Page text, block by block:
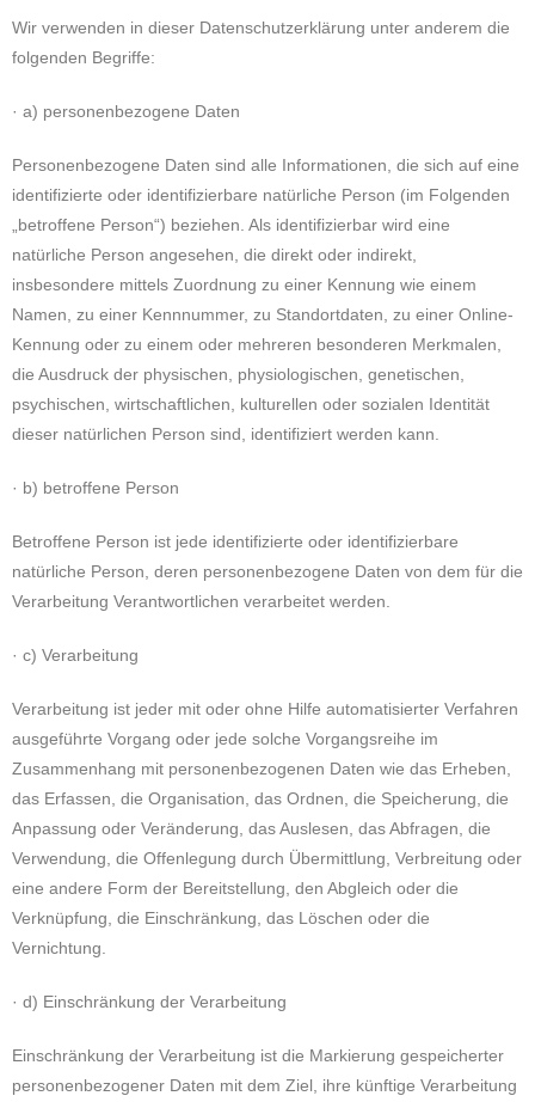
Wir verwenden in dieser Datenschutzerklärung unter anderem die
folgenden Begriffe:
· a) personenbezogene Daten
Personenbezogene Daten sind alle Informationen, die sich auf eine
identifizierte oder identifizierbare natürliche Person (im Folgenden
„betroffene Person“) beziehen. Als identifizierbar wird eine
natürliche Person angesehen, die direkt oder indirekt,
insbesondere mittels Zuordnung zu einer Kennung wie einem
Namen, zu einer Kennnummer, zu Standortdaten, zu einer Online-
Kennung oder zu einem oder mehreren besonderen Merkmalen,
die Ausdruck der physischen, physiologischen, genetischen,
psychischen, wirtschaftlichen, kulturellen oder sozialen Identität
dieser natürlichen Person sind, identifiziert werden kann.
· b) betroffene Person
Betroffene Person ist jede identifizierte oder identifizierbare
natürliche Person, deren personenbezogene Daten von dem für die
Verarbeitung Verantwortlichen verarbeitet werden.
· c) Verarbeitung
Verarbeitung ist jeder mit oder ohne Hilfe automatisierter Verfahren
ausgeführte Vorgang oder jede solche Vorgangsreihe im
Zusammenhang mit personenbezogenen Daten wie das Erheben,
das Erfassen, die Organisation, das Ordnen, die Speicherung, die
Anpassung oder Veränderung, das Auslesen, das Abfragen, die
Verwendung, die Offenlegung durch Übermittlung, Verbreitung oder
eine andere Form der Bereitstellung, den Abgleich oder die
Verknüpfung, die Einschränkung, das Löschen oder die
Vernichtung.
· d) Einschränkung der Verarbeitung
Einschränkung der Verarbeitung ist die Markierung gespeicherter
personenbezogener Daten mit dem Ziel, ihre künftige Verarbeitung